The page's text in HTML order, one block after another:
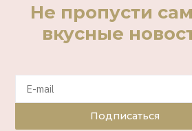
Не пропусти
вкусные
Подписаться